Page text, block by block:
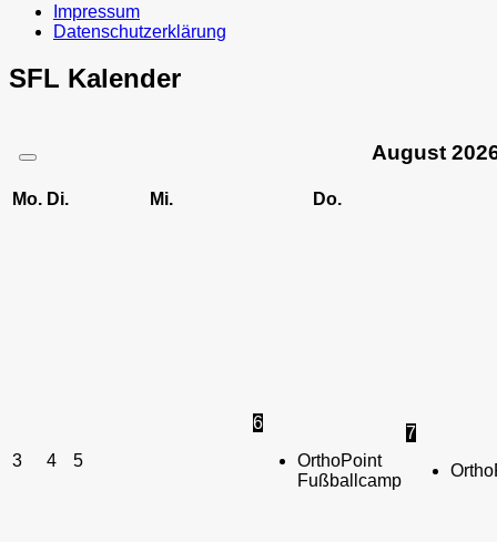
Impressum
Datenschutzerklärung
SFL Kalender
August
Mo. Di. Mi. Do.
3 4 5
6
OrthoPoint
Fußballcamp
7